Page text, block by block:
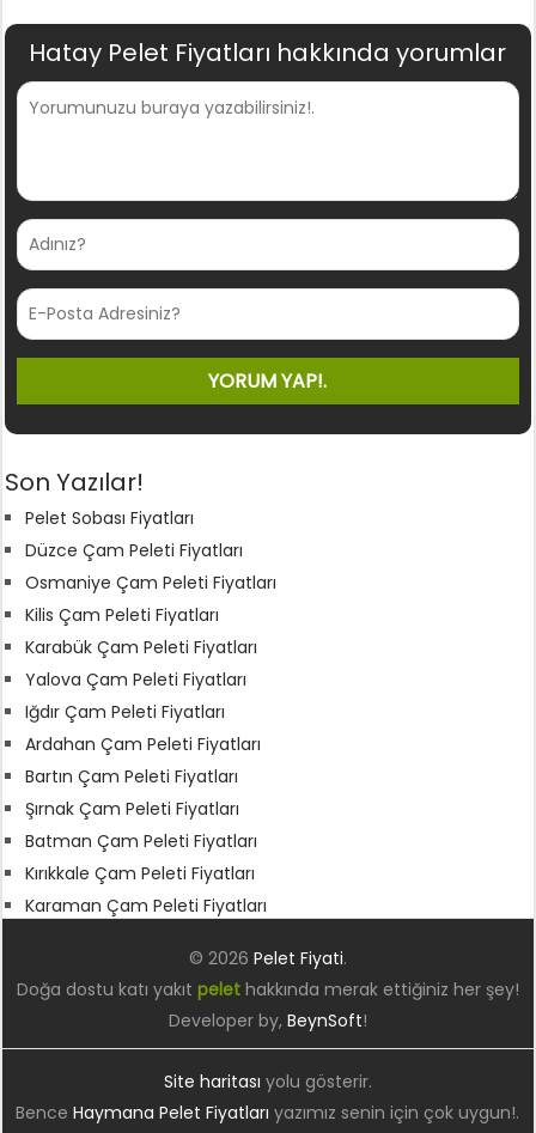
Hatay Pelet Fiyatları hakkında yorumlar
Son Yazılar!
Pelet Sobası Fiyatları
Düzce Çam Peleti Fiyatları
Osmaniye Çam Peleti Fiyatları
Kilis Çam Peleti Fiyatları
Karabük Çam Peleti Fiyatları
Yalova Çam Peleti Fiyatları
Iğdır Çam Peleti Fiyatları
Ardahan Çam Peleti Fiyatları
Bartın Çam Peleti Fiyatları
Şırnak Çam Peleti Fiyatları
Batman Çam Peleti Fiyatları
Kırıkkale Çam Peleti Fiyatları
Karaman Çam Peleti Fiyatları
© 2026 Pelet Fiyati.
Doğa dostu katı yakıt pelethakkında merak ettiğiniz her şey!
Developer by, BeynSoft!
Site haritası yolu gösterir.
BenceHaymana Pelet Fiyatları yazımız senin için çok uygun!.